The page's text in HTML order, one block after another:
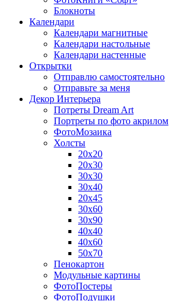
Блокноты
Календари
Календари магнитные
Календари настольные
Календари настенные
Открытки
Отправлю самостоятельно
Отправьте за меня
Декор Интерьера
Потреты Dream Art
Портреты по фото акрилом
ФотоМозаика
Холсты
20х20
20х30
30х30
30х40
20х45
30х60
30х90
40х40
40х60
50х70
Пенокартон
Модульные картины
ФотоПостеры
ФотоПодушки